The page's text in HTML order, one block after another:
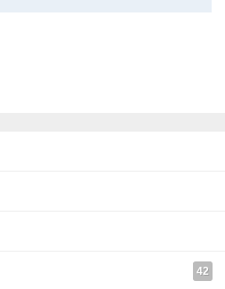
42